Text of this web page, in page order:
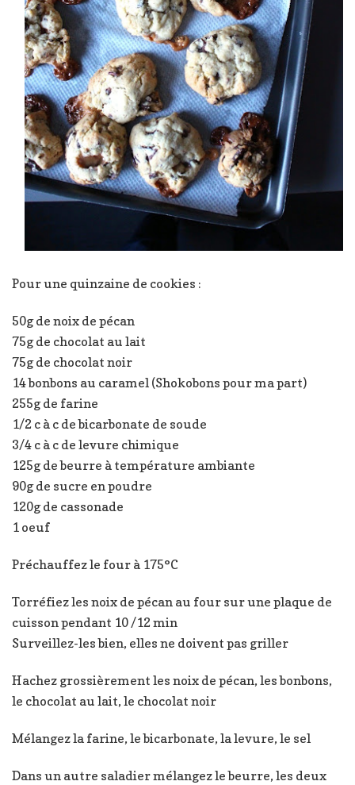
Pour une quinzaine de cookies :
50g de noix de pécan
75g de chocolat au lait
75g de chocolat noir
14 bonbons au caramel (Shokobons pour ma part)
255g de farine
1/2 c à c de bicarbonate de soude
3/4 c à c de levure chimique
125g de beurre à température ambiante
90g de sucre en poudre
120g de cassonade
1 oeuf
Préchauffez le four à 175°C
Torréfiez les noix de pécan au four sur une plaque de
cuisson pendant 10 /12 min
Surveillez-les bien, elles ne doivent pas griller
Hachez grossièrement les noix de pécan, les bonbons,
le chocolat au lait, le chocolat noir
Mélangez la farine, le bicarbonate, la levure, le sel
Dans un autre saladier mélangez le beurre, les deux